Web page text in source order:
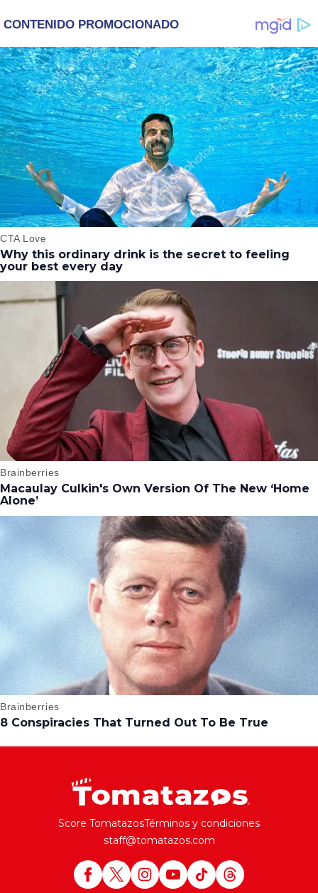
los mil millones en
la serie
Score TomatazosTérminos y condiciones
staff@tomatazos.com